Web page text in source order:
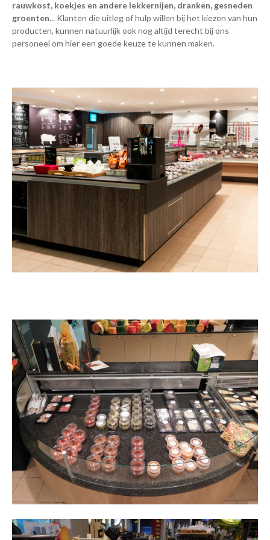
rauwkost, koekjes en andere lekkernijen, dranken, gesneden
groenten... Klanten die uitleg of hulp willen bij het kiezen van hun
producten, kunnen natuurlijk ook nog altijd terecht bij ons
personeel om hier een goede keuze te kunnen maken.